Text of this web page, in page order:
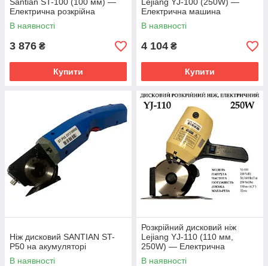
Електрична розкрійна
машина, 250W
В наявності
3 876 ₴
Купити
Електрична машина
пересувного типу
В наявності
4 104 ₴
Купити
Ніж дисковий SANTIAN ST-
P50 на акумуляторі
В наявності
Розкрійний дисковий ніж
Lejiang YJ-110 (110 мм,
250W) — Електрична
машина пересувного типу
В наявності